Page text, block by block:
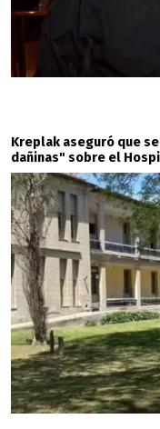
Kreplak aseguró que
dañinas" sobre el